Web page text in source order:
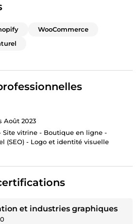
WooCommerce
Août 2023
Site vitrine - Boutique en ligne -
(SEO) - Logo et identité visuelle
et industries graphiques